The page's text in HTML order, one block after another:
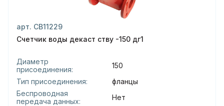
арт. СВ11229
Счетчик воды декаст ству -150 дг1
Диаметр
присоединения:
150
Тип присоединения:
фланцы
Беспроводная
передача данных:
Нет